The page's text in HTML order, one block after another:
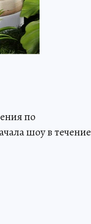
по
шоу в течение